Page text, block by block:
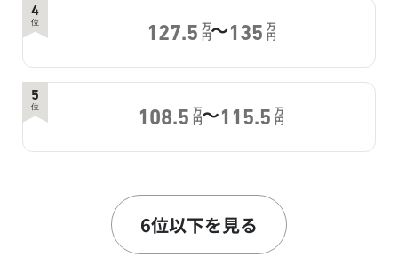
4
位
127.5 万
円～135 万
円
5
位
108.5 万
円～115.5 万
円
万
6位以下を見る